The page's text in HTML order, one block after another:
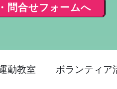
問合せフォームへ
動教室 ボランティア